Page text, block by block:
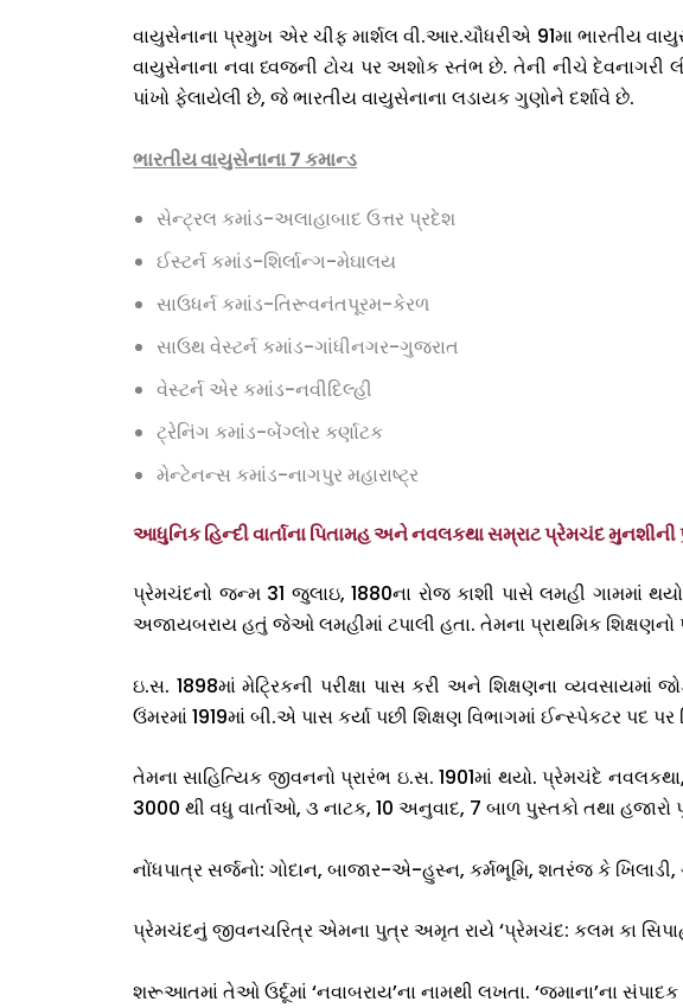
વાયુસેનાના પ્રમુખ એર ચીફ માર્શલ વી.આર.ચૌધરીએ 91મા ભારતીય
વાયુસેનાના નવા ધ્વજની ટોચ પર અશોક સ્તંભ છે. તેની નીચે
પાંખો ફેલાયેલી છે, જે ભારતીય વાયુસેનાના લડાયક ગુણોને દર્શાવે છે.
ભારતીય વાયુસેનાના 7 કમાન્ડ
સેન્ટ્રલ કમાંડ-અલાહાબાદ ઉત્તર પ્રદેશ
ઈસ્ટર્ન કમાંડ-શિર્લાન્ગ-મેઘાલય
સાઉધર્ન કમાંડ-તિરૂવનંતપૂરમ-કેરળ
સાઉથ વેસ્ટર્ન કમાંડ-ગાંધીનગર-ગુજરાત
વેસ્ટર્ન એર કમાંડ-નવીદિલ્હી
ટ્રેનિંગ કમાંડ-બેંગ્લોર કર્ણાટક
મેન્ટેનન્સ કમાંડ-નાગપુર મહારાષ્ટ્ર
આધુનિક હિન્દી વાર્તાના પિતામહ અને નવલકથા સમ્રાટ પ્રેમચંદ
પ્રેમચંદનો જન્મ 31 જુલાઇ, 1880ના રોજ કાશી પાસે લમહી ગામમાં
અજાયબરાય હતું જેઓ લમહીમાં ટપાલી હતા. તેમના પ્રાથમિક શિક્ષણનો
ઇ.સ. 1898માં મેટ્રિકની પરીક્ષા પાસ કરી અને શિક્ષણના વ્યવસાયમાં
ઉંમરમાં 1919માં બી.એ પાસ કર્યા પછી શિક્ષણ વિભાગમાં ઈન્સ્પેકટર પદ
તેમના સાહિત્યિક જીવનનો પ્રારંભ ઇ.સ. 1901માં થયો. પ્રેમચંદે
3000 થી વધુ વાર્તાઓ, ૩ નાટક, 10 અનુવાદ, 7 બાળ પુસ્તકો તથા
નોંધપાત્ર સર્જનો: ગોદાન, બાજાર-એ-હુસ્ન, કર્મભૂમિ, શતરંજ કે
પ્રેમચંદનું જીવનચરિત્ર એમના પુત્ર અમૃત રાયે ‘પ્રેમચંદ: કલમ કા
શરૂઆતમાં તેઓ ઉર્દૂમાં ‘નવાબરાય’ના નામથી લખતા. ‘જમાના’ના